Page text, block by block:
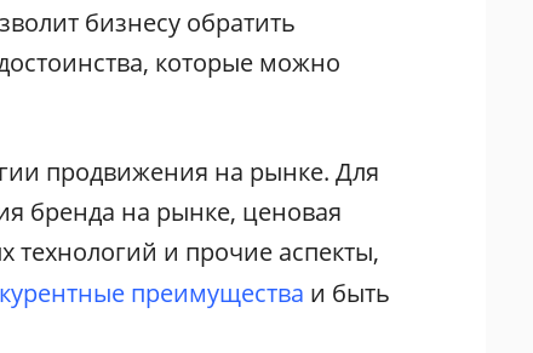
бизнесу обратить
которые можно
продвижения на рынке. Для
бренда на рынке, ценовая
технологий и прочие аспекты,
преимущества и быть